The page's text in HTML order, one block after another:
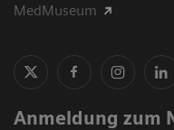
MedMuseum
Anmeldung zum